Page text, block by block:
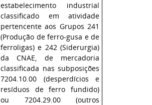
estabelecimento industrial
classificado em atividade
pertencente aos Grupos 241
(Produção de ferro-gusa e de
ferroligas) e 242 (Siderurgia)
da CNAE, de mercadoria
classificada nas subposições
7204.10.00 (desperdícios e
resíduos de ferro fundido)
ou 7204.29.00 (outros